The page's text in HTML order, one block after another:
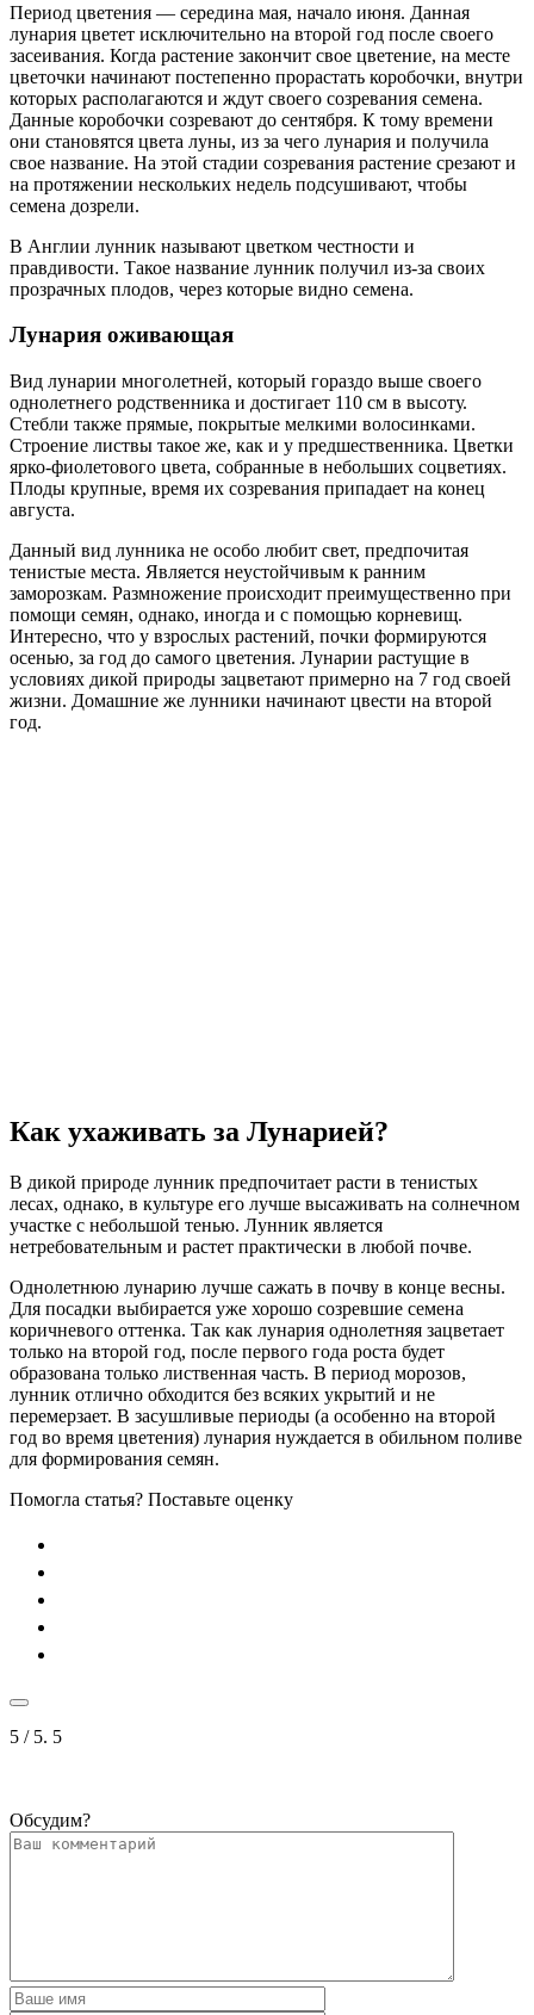
Период цветения — середина мая, начало июня. Данная
лунария цветет исключительно на второй год после своего
засеивания. Когда растение закончит свое цветение, на месте
цветочки начинают постепенно прорастать коробочки, внутри
которых располагаются и ждут своего созревания семена.
Данные коробочки созревают до сентября. К тому времени
они становятся цвета луны, из за чего лунария и получила
свое название. На этой стадии созревания растение срезают и
на протяжении нескольких недель подсушивают, чтобы
семена дозрели.
В Англии лунник называют цветком честности и
правдивости. Такое название лунник получил из-за своих
прозрачных плодов, через которые видно семена.
Лунария оживающая
Вид лунарии многолетней, который гораздо выше своего
однолетнего родственника и достигает 110 см в высоту.
Стебли также прямые, покрытые мелкими волосинками.
Строение листвы такое же, как и у предшественника. Цветки
ярко-фиолетового цвета, собранные в небольших соцветиях.
Плоды крупные, время их созревания припадает на конец
августа.
Данный вид лунника не особо любит свет, предпочитая
тенистые места. Является неустойчивым к ранним
заморозкам. Размножение происходит преимущественно при
помощи семян, однако, иногда и с помощью корневищ.
Интересно, что у взрослых растений, почки формируются
осенью, за год до самого цветения. Лунарии растущие в
условиях дикой природы зацветают примерно на 7 год своей
жизни. Домашние же лунники начинают цвести на второй
год.
Как ухаживать за Лунарией?
В дикой природе лунник предпочитает расти в тенистых
лесах, однако, в культуре его лучше высаживать на солнечном
участке с небольшой тенью. Лунник является
нетребовательным и растет практически в любой почве.
Однолетнюю лунарию лучше сажать в почву в конце весны.
Для посадки выбирается уже хорошо созревшие семена
коричневого оттенка. Так как лунария однолетняя зацветает
только на второй год, после первого года роста будет
образована только лиственная часть. В период морозов,
лунник отлично обходится без всяких укрытий и не
перемерзает. В засушливые периоды (а особенно на второй
год во время цветения) лунария нуждается в обильном поливе
для формирования семян.
Помогла статья? Поставьте оценку
5 / 5. 5
Обсудим?